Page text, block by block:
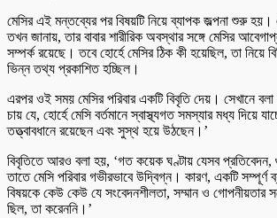
মেসির এই মন্তব্যের পর বিষয়টি নিয়ে ব্যাপক জল্পনা শুরু হয়।
তখন জানায়, তার বাবার শারীরিক অবস্থার সঙ্গে মেসির
সম্পর্ক রয়েছে। তবে হোর্হে মেসির ঠিক কী হয়েছিল, তা নিয়ে
ভিন্ন তথ্য প্রকাশিত হচ্ছিল।
এরপর ওই সময় মেসির পরিবার একটি বিবৃতি দেয়। সেখানে বলা
চায় যে, হোর্হে মেসি বর্তমানে স্বাস্থ্যগত সমস্যার মধ্য দিয়ে
তত্ত্বাবধানে রয়েছেন এবং সুস্থ হয়ে উঠছেন।’
বিবৃতিতে আরও বলা হয়, ‘গত কয়েক ঘণ্টায় যেসব প্রতিবেদন,
তাতে মেসি পরিবার গভীরভাবে উদ্বিগ্ন। কারণ, একটি সম্পূর্ণ
বিষয়কে কেউ কেউ যে সংবেদনশীলতা, সম্মান ও গোপনীয়তার
ছিল, তা করেননি।’